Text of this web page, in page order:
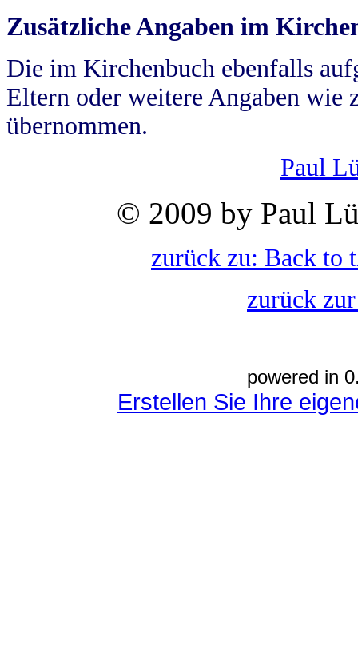
Zusätzliche Angaben im
Die im Kirchenbuch ebenfalls
Eltern oder weitere Angaben wie
übernommen.
Paul
© 2009 by Paul
zurück zu: Back to
zurück
powered in
Erstellen Sie Ihre